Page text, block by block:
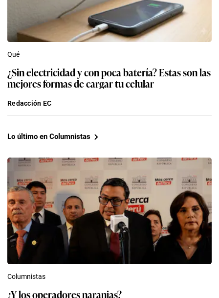
Qué
¿Sin electricidad y con poca batería? Estas son las
mejores formas de cargar tu celular
Redacción EC
Lo último en Columnistas
Columnistas
¿Y los operadores naranjas?